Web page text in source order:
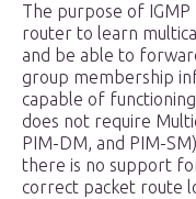
The purpose of
router to learn
and be able to
group membership
capable of
does not require
PIM-DM, and PIM-
there is no support
correct packet route